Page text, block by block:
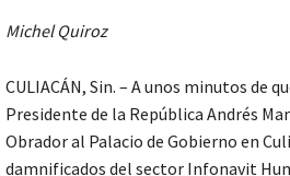
Michel Quiroz
CULIACÁN, Sin. – A unos minutos de
Presidente de la República Andrés
Obrador al Palacio de Gobierno en
damnificados del sector Infonavit